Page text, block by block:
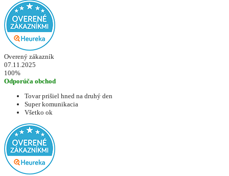
Overený zákazník
07.11.2025
100%
Odporúča obchod
Tovar prišiel hned na druhý den
Super komunikacia
Všetko ok